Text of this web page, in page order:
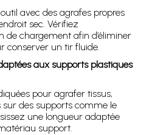
avec des agrafes propres
sec. Vérifiez
de chargement afin d’éliminer
conserver un tir fluide.
aux supports plastiques
pour agrafer tissus,
sur des supports comme le
une longueur adaptée
support.